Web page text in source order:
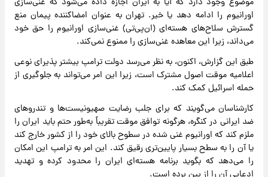
اورانیوم را ادامه دهد یا خیر. تهران به عنوان امضاکننده پیمان منع
گسترش سلاح‌های هسته‌ای (ان‌پی‌تی) غنی‌سازی اورانیوم را حق خود
می‌داند، زیرا این معاهده غنی‌سازی را ممنوع نمی‌کند.
طبق این گزارش، اکنون، به نظر می‌رسد دولت ترامپ بیشتر پذیرای نوعی
اعلامیه موقت اصول مشترک است، زیرا این امر می‌تواند به جلوگیری از
حمله اسرائیل کمک کند.
کارشناسان می‌گویند که برای جلب رضایت صهیونیست‌ها و تندروهای
ضد ایرانی در کنگره، هرگونه توافق موقت تقریباً به‌طور حتم باید ایران را
ملزم کند که اورانیوم غنی شده در سطوح بالای خود را از کشور خارج کند
یا آن را به سطح بسیار پایین‌تری رقیق کند. این امر به ترامپ این امکان
را می‌دهد که بگوید برنامه هسته‌ای ایران را محدود کرده و تهدید